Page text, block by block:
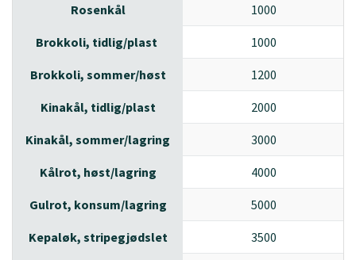
Rosenkål 1000
Brokkoli, tidlig/plast 1000
Brokkoli, sommer/høst 1200
Kinakål, tidlig/plast 2000
Kinakål, sommer/lagring 3000
Kålrot, høst/lagring 4000
Gulrot, konsum/lagring 5000
Kepaløk, stripegjødslet 3500